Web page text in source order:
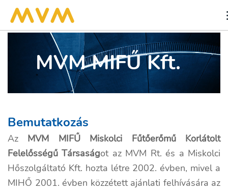
MVM MIFŰ Kft.
Bemutatkozás
Az MVM MIFŰ Miskolci Fűtőerőmű Korlátolt
Felelősségű Társaságot az MVM Rt. és a Miskolci
Hőszolgáltató Kft. hozta létre 2002. évben, mivel a
MIHŐ 2001. évben közzétett ajánlati felhívására az